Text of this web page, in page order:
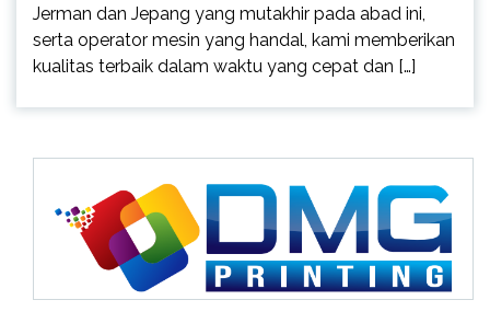
Jerman dan Jepang yang mutakhir pada abad ini,
serta operator mesin yang handal, kami memberikan
kualitas terbaik dalam waktu yang cepat dan […]